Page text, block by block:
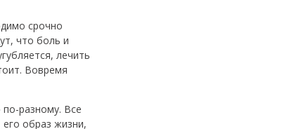
срочно
что боль и
лечить
Вовремя
разному. Все
образ жизни,